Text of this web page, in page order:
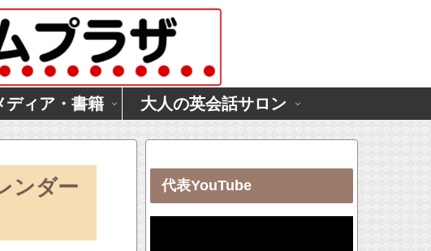
ディア・書籍 大人の英会話サロン
ンダー
代表YouTube